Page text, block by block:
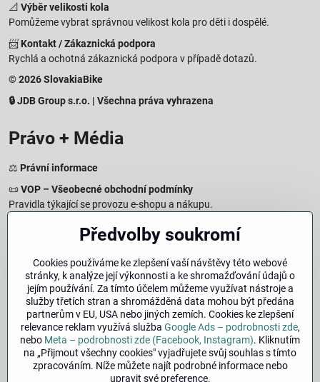
📐 Výběr velikosti kola
Pomůžeme vybrat správnou velikost kola pro děti i dospělé.
📨 Kontakt / Zákaznická podpora
Rychlá a ochotná zákaznická podpora v případě dotazů.
© 2026 SlovakiaBike
🔒 JDB Group s.r.o. | Všechna práva vyhrazena
Právo + Média
⚖️ Právní informace
📜VOP – Všeobecné obchodní podmínky
Pravidla týkající se provozu e-shopu a nákupu.
Zásady zpracování osobních údajů
Jak chráníme a zpracováváme vaše osobní údaje.
Informace o cookies
Informace o používaných cookies a zpracování údajů na webu.
Právo na odstoupení – 14denní vrácení
Postup a podmínky odstoupení od nákupu.
Impresum
Údaje o provozovateli a právní informace.
Bezpečnost
Předvolby soukromí
Cookies používáme ke zlepšení vaší návštěvy této webové
stránky, k analýze její výkonnosti a ke shromažďování údajů o
jejím používání. Za tímto účelem můžeme využívat nástroje a
služby třetích stran a shromážděná data mohou být předána
partnerům v EU, USA nebo jiných zemích. Cookies ke zlepšení
relevance reklam využívá služba Google Ads – podrobnosti zde,
nebo Meta – podrobnosti zde (Facebook, Instagram). Kliknutím
na „Přijmout všechny cookies" vyjadřujete svůj souhlas s tímto
zpracováním. Níže můžete najít podrobné informace nebo
upravit své preference.